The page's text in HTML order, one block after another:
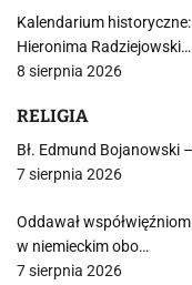
Kalendarium
Hieronima Radziejowski…
8 sierpnia 2026
RELIGIA
Bł. Edmund Bojanowski
7 sierpnia 2026
Oddawał
w niemieckim obo…
7 sierpnia 2026